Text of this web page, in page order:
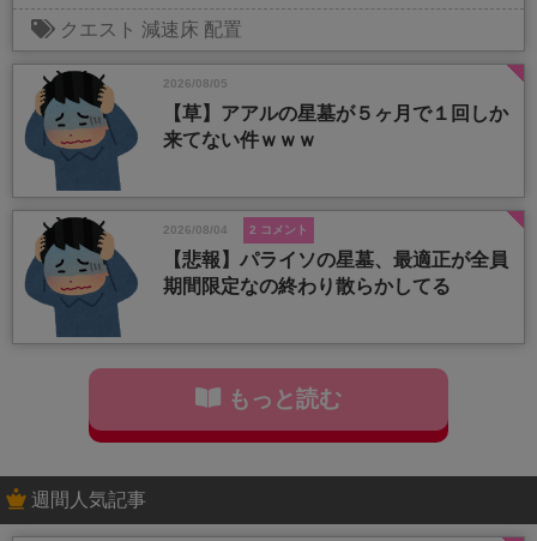
クエスト 減速床 配置
2026/08/05
【草】アアルの星墓が５ヶ月で１回しか
来てない件ｗｗｗ
2026/08/04 2 コメント
【悲報】パライソの星墓、最適正が全員
期間限定なの終わり散らかしてる
もっと読む
週間人気記事